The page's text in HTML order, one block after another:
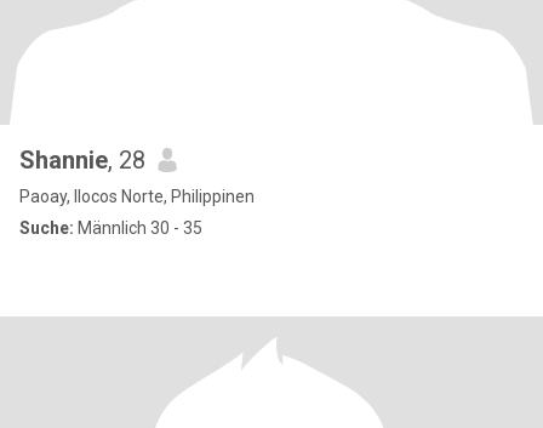
Shannie, 28
Paoay, Ilocos Norte, Philippinen
Suche: Männlich 30 - 35